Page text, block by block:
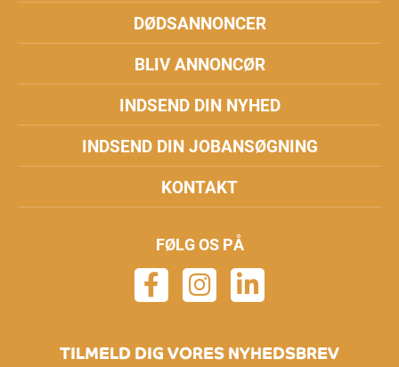
DØDSANNONCER
BLIV ANNONCØR
INDSEND DIN NYHED
INDSEND DIN JOBANSØGNING
KONTAKT
FØLG OS PÅ
TILMELD DIG VORES NYHEDSBREV